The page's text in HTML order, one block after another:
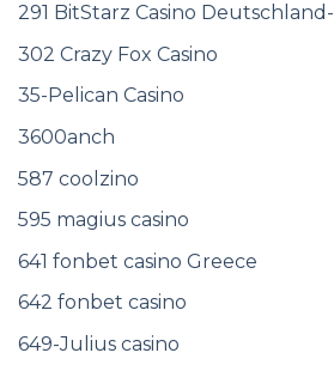
291 BitStarz Casino Deutschland-
302 Crazy Fox Casino
35-Pelican Casino
3600anch
587 coolzino
595 magius casino
641 fonbet casino Greece
642 fonbet casino
649-Julius casino